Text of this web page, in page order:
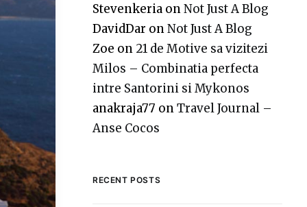
Stevenkeria onNot Just A Blog
DavidDar onNot Just A Blog
Zoe on 21 de Motive sa vizitezi
Milos – Combinatia perfecta
intre Santorini si Mykonos
anakraja77 onTravel Journal –
Anse Cocos
RECENT POSTS